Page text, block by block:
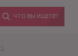
ЧТО ВЫ ИЩЕТЕ?